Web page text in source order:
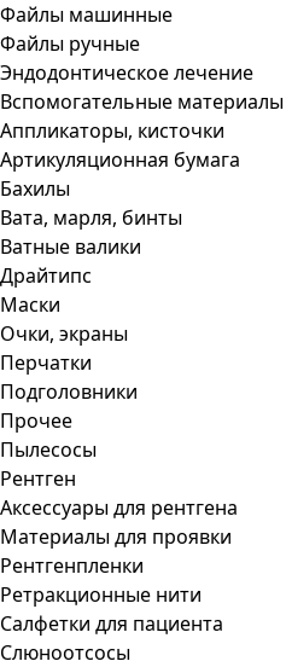
Файлы машинные
Файлы ручные
Эндодонтическое лечение
Вспомогательные материалы
Аппликаторы, кисточки
Артикуляционная бумага
Бахилы
Вата, марля, бинты
Ватные валики
Драйтипс
Маски
Очки, экраны
Перчатки
Подголовники
Прочее
Пылесосы
Рентген
Аксессуары для рентгена
Материалы для проявки
Рентгенпленки
Ретракционные нити
Салфетки для пациента
Слюноотсосы